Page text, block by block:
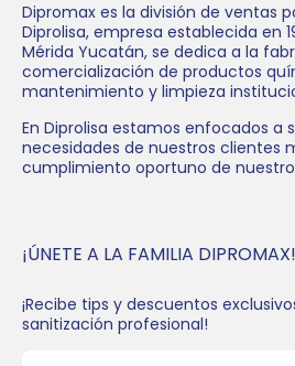
Dipromax es la división de ventas
Diprolisa, empresa establecida en
Mérida Yucatán, se dedica a la
comercialización de productos
mantenimiento y limpieza
En Diprolisa estamos enfocados a
necesidades de nuestros clientes
cumplimiento oportuno de
¡ÚNETE A LA FAMILIA DIPROMAX!
¡Recibe tips y descuentos
sanitización profesional!